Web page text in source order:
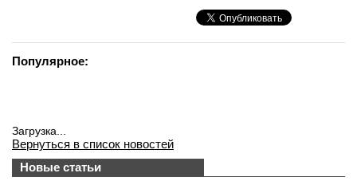
телеграм
Популярное:
Загрузка...
Вернуться в список новостей
Новые статьи